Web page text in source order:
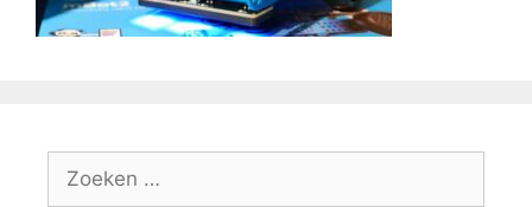
naar: